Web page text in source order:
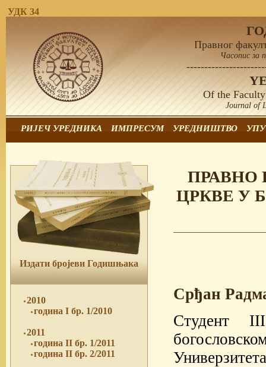
УДК 34
Правног
Часопис за
Of the
Journal of
РИЈЕЧ УРЕДНИКА ИМПРЕСУМ УРЕДНИШТВО
Издати бројеви Годишњака
2010
година I бр. 1/2010
2011
година II бр. 1/2011
година II бр. 2/2011
ПРАВНО
ЦРКВЕ У
Срђан
Студент